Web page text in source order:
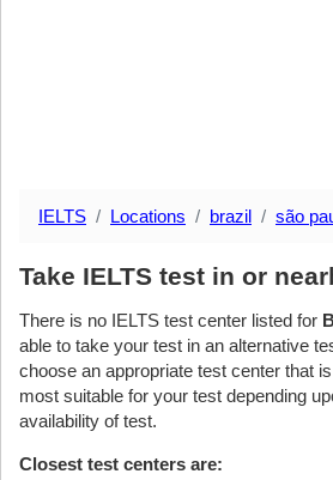
IELTS Locations brazil são
Take IELTS test in or
There is no IELTS test center listed for
able to take your test in an alternative
choose an appropriate test center that
most suitable for your test depending
availability of test.
Closest test centers are: